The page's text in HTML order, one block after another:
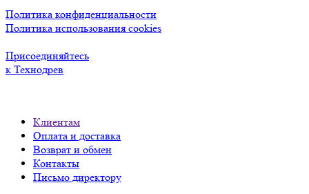
Политика конфиденциальности
Политика использования cookies
Присоединяйтесь
к Технодрев
Клиентам
Оплата и доставка
Возврат и обмен
Контакты
Письмо директору